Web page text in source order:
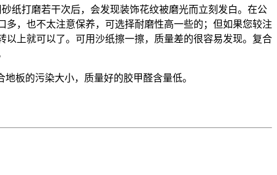
纸打磨若干次后，会发现装饰花纹被磨光而立刻发白。 在公
多，也不太注意保养，可选择耐磨性高一些的；但如果您较注
以上就可以了。可用沙纸擦一擦，质量差的很容易发现。复合
板的污染大小，质量好的胶甲醛含量低。